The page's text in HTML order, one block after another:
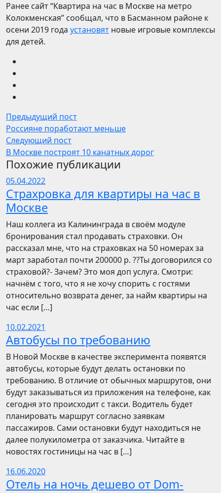
Ранее сайт “Квартира на час в Москве на метро
Колокменская” сообщал, что в Басманном районе к
осени 2019 года установят новые игровые комплексы
для детей.
Предыдущий пост
Россияне поработают меньше
Следующий пост
В Москве построят 10 канатных дорог
Похожие публикации
05.04.2022
Страхровка для квартиры на час в
Москве
Наш коллега из Калининграда в своём модуле
бронирования стал продавать страховки. Он
рассказал мне, что на страховках на 50 номерах за
март заработал почти 200000 р. ??Ты договорился со
страховой?- Зачем? Это моя доп услуга. Смотри:
начнём с того, что я не хочу спорить с гостями
относительно возврата денег, за найм квартиры на
час если […]
10.02.2021
Автобусы по требованию
В Новой Москве в качестве эксперимента появятся
автобусы, которые будут делать остановки по
требованию. В отличие от обычных маршрутов, они
будут заказываться из приложения на телефоне, как
сегодня это происходит с такси. Водитель будет
планировать маршрут согласно заявкам
пассажиров. Сами остановки будут находиться не
далее полукилометра от заказчика. Читайте в
новостях гостиницы на час в […]
16.06.2020
Отель на ночь дешево от Dom-